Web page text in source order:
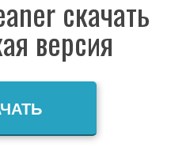
скачать
версия